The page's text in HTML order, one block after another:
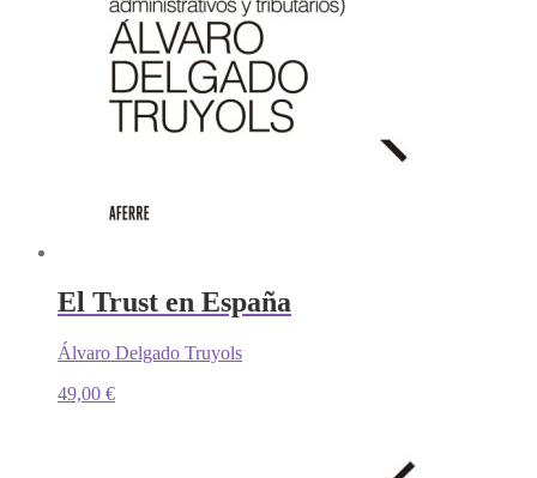
El Trust en España
Álvaro Delgado Truyols
49,00 €